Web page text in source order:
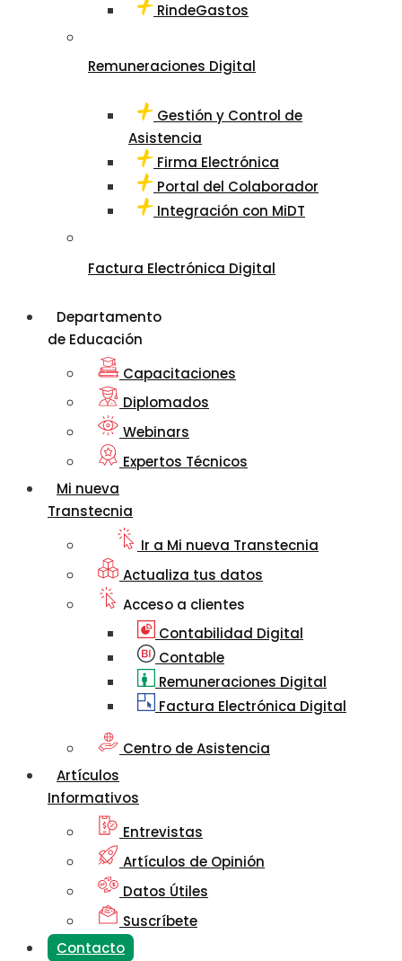
RindeGastos
Remuneraciones Digital
Gestión y Control de
Asistencia
Firma Electrónica
Portal del Colaborador
Integración con MiDT
Factura Electrónica Digital
Departamento
de Educación
Capacitaciones
Diplomados
Webinars
Expertos Técnicos
Mi nueva
Transtecnia
Ir a Mi nueva Transtecnia
Actualiza tus datos
Acceso a clientes
Contabilidad Digital
Contable
Remuneraciones Digital
Factura Electrónica Digital
Centro de Asistencia
Artículos
Informativos
Entrevistas
Artículos de Opinión
Datos Útiles
Suscríbete
Contacto